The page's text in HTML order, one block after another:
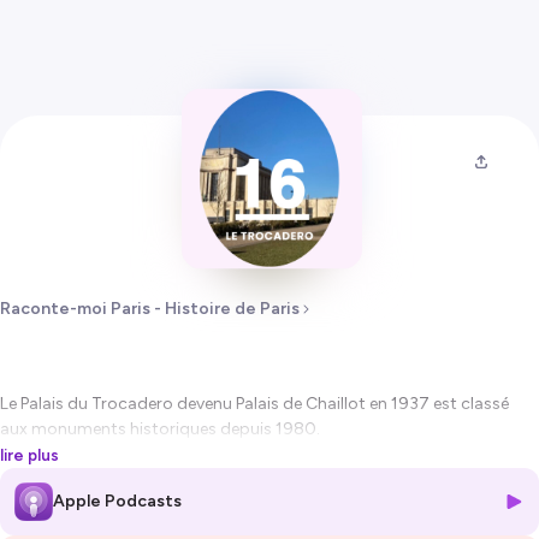
Raconte-moi Paris - Histoire de Paris
Le Palais du Trocadero devenu Palais de Chaillot en 1937 est classé
aux monuments historiques depuis 1980.
Son histoire est étroitement liée aux différentes Expositions
Universelles qui se succédèrent à Paris.
Découvrez comment ce Palais a été construit puis camouflé et
lire plus
Apple Podcasts